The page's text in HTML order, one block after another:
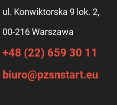
ul. Konwiktorska 9 lok. 2,
00-216 Warszawa
+48 (22) 659 30 11
biuro@pzsnstart.eu